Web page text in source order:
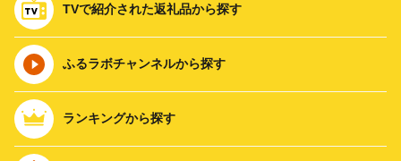
TVで紹介された返礼品から探す
ふるラボチャンネルから探す
ランキングから探す